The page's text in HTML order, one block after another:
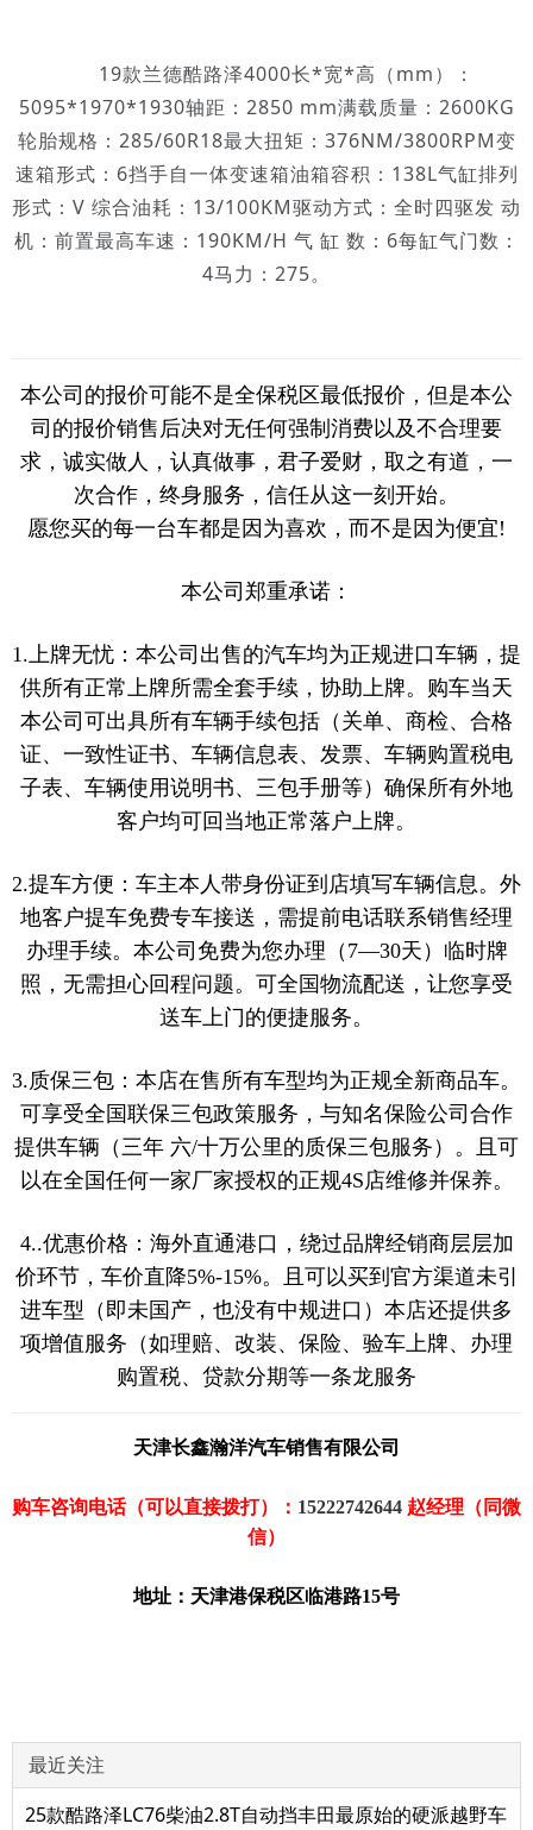
19款兰德酷路泽4000长*宽*高（mm）：
5095*1970*1930轴距：2850 mm满载质量：2600KG
轮胎规格：285/60R18最大扭矩：376NM/3800RPM变
速箱形式：6挡手自一体变速箱油箱容积：138L气缸排列
形式：V 综合油耗：13/100KM驱动方式：全时四驱发 动
机：前置最高车速：190KM/H 气 缸 数：6每缸气门数：
4马力：275。
本公司的报价可能不是全保税区最低报价，但是本公
司的报价销售后决对无任何强制消费以及不合理要
求，诚实做人，认真做事，君子爱财，取之有道，一
次合作，终身服务，信任从这一刻开始。
愿您买的每一台车都是因为喜欢，而不是因为便宜!
本公司郑重承诺：
1.上牌无忧：本公司出售的汽车均为正规进口车辆，提
供所有正常上牌所需全套手续，协助上牌。购车当天
本公司可出具所有车辆手续包括（关单、商检、合格
证、一致性证书、车辆信息表、发票、车辆购置税电
子表、车辆使用说明书、三包手册等）确保所有外地
客户均可回当地正常落户上牌。
2.提车方便：车主本人带身份证到店填写车辆信息。外
地客户提车免费专车接送，需提前电话联系销售经理
办理手续。本公司免费为您办理（7—30天）临时牌
照，无需担心回程问题。可全国物流配送，让您享受
送车上门的便捷服务。
3.质保三包：本店在售所有车型均为正规全新商品车。
可享受全国联保三包政策服务，与知名保险公司合作
提供车辆（三年 六/十万公里的质保三包服务）。且可
以在全国任何一家厂家授权的正规4S店维修并保养。
4..优惠价格：海外直通港口，绕过品牌经销商层层加
价环节，车价直降5%-15%。且可以买到官方渠道未引
进车型（即未国产，也没有中规进口）本店还提供多
项增值服务（如理赔、改装、保险、验车上牌、办理
购置税、贷款分期等一条龙服务
天津长鑫瀚洋汽车销售有限公司
购车咨询电话（可以直接拨打）： 15222742644 赵经理（同微
信）
地址：天津港保税区临港路15号
最近关注
25款酷路泽LC76柴油2.8T自动挡丰田最原始的硬派越野车